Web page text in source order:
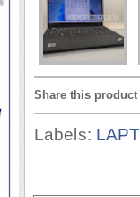
Share this product
Labels: